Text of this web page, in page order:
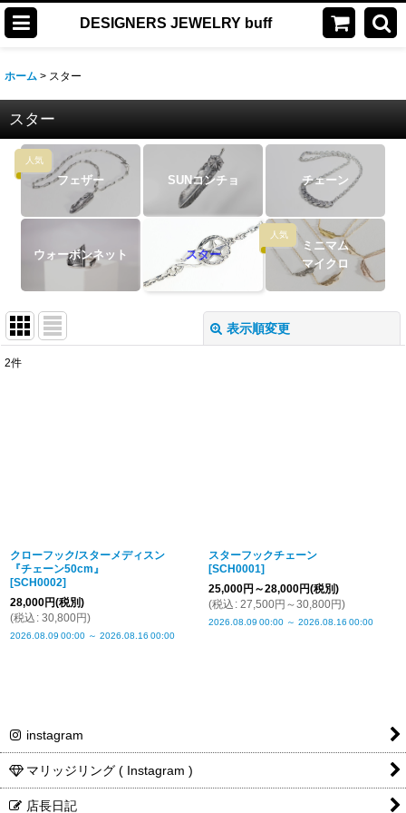
DESIGNERS JEWELRY buff
ホーム > スター
スター
人気
フェザー SUNコンチョ チェーン
ウォーボンネット スター
人気
ミニマム
マイクロ
表示順変更
2件
クローフック/スターメディスン
『チェーン50cm』
[SCH0002]
28,000円(税別)
(税込 : 30,800円)
2026.08.09 00:00 ～ 2026.08.16 00:00
スターフックチェーン
[SCH0001]
25,000円 ～28,000円(税別)
(税込 : 27,500円 ～30,800円)
2026.08.09 00:00 ～ 2026.08.16 00:00
instagram
マリッジリング ( Instagram )
店長日記